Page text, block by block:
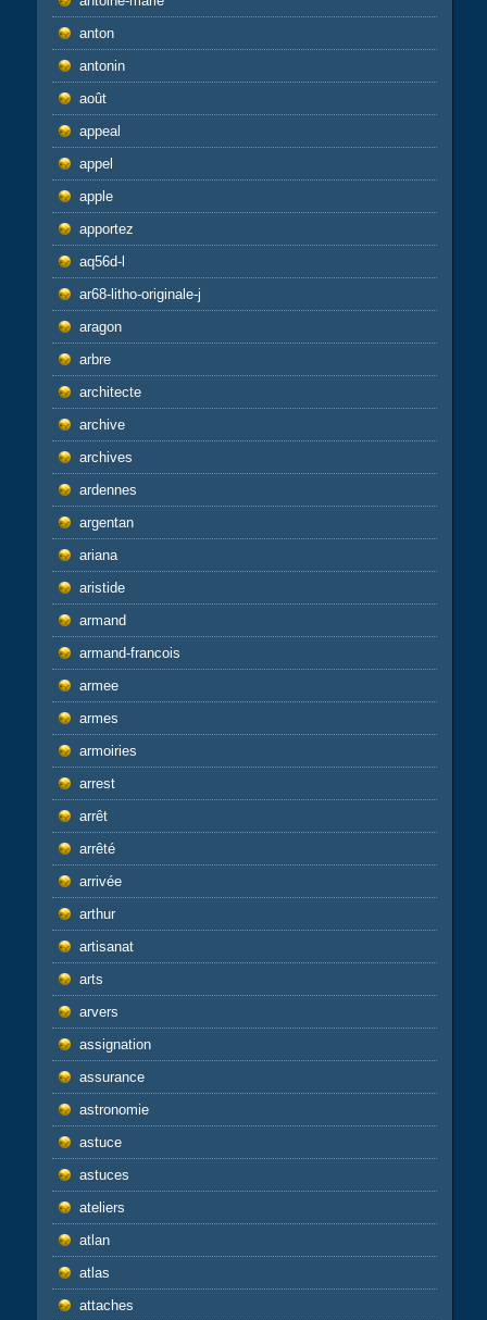
anton
antonin
août
appeal
appel
apple
apportez
aq56d-l
ar68-litho-originale-j
aragon
arbre
architecte
archive
archives
ardennes
argentan
ariana
aristide
armand
armand-francois
armee
armes
armoiries
arrest
arrêt
arrêté
arrivée
arthur
artisanat
arts
arvers
assignation
assurance
astronomie
astuce
astuces
ateliers
atlan
atlas
attaches